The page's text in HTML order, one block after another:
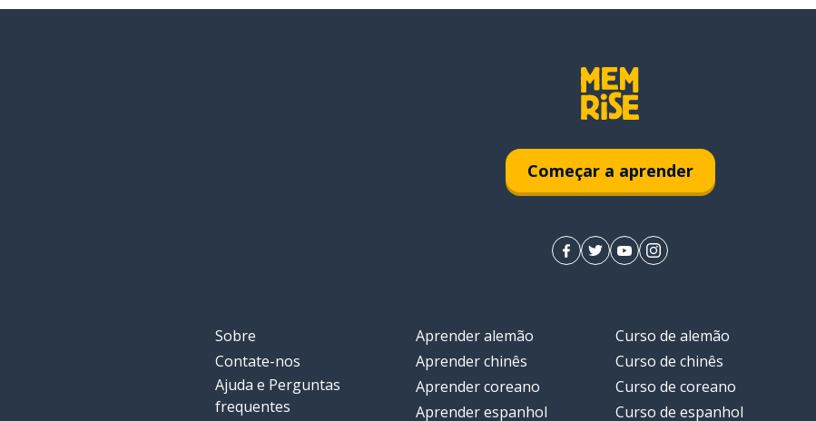
Começar a aprender
Sobre
Contate-nos
Ajuda e Perguntas
frequentes
Aprender alemão
Aprender chinês
Aprender coreano
Aprender espanhol
Curso de alemão
Curso de chinês
Curso de coreano
Curso de espanhol